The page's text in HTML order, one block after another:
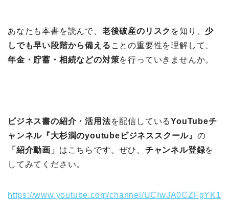
あなたも本書を読んで、 老後破産のリスク を知り、 少
しでも早い段階から備える ことの重要性を理解して、
年金・貯蓄・相続などの対策を行っていきませんか。
ビジネス書の紹介・活用法を配信しているYouTubeチ
ャンネル『大杉潤のyoutubeビジネススクール』 の
「紹介動画」 はこちらです。ぜひ、 チャンネル登録を
してみてください。
https://www.youtube.com/channel/UCIwJA0CZFgYK1